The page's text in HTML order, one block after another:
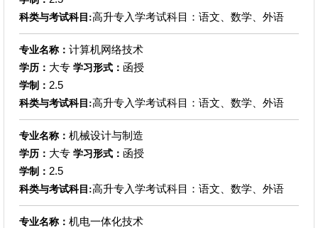
科类与考试科目:高升专入学考试科目：语文、数学、外语
专业名称： 计算机网络技术
学历： 大专 学习形式： 函授
学制： 2.5
科类与考试科目:高升专入学考试科目：语文、数学、外语
专业名称： 机械设计与制造
学历： 大专 学习形式： 函授
学制： 2.5
科类与考试科目:高升专入学考试科目：语文、数学、外语
专业名称： 机电一体化技术